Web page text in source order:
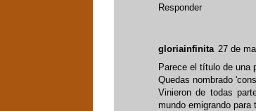
Responder
gloriainfinita 27 de
Parece el título de una
Quedas nombrado
Vinieron de todas
mundo emigrando para